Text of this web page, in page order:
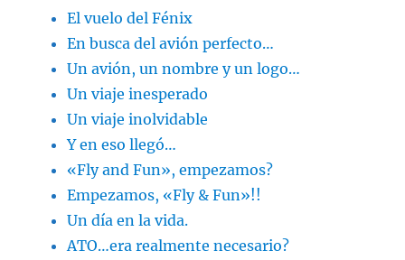
El vuelo del Fénix
En busca del avión perfecto…
Un avión, un nombre y un logo…
Un viaje inesperado
Un viaje inolvidable
Y en eso llegó…
«Fly and Fun», empezamos?
Empezamos, «Fly & Fun»!!
Un día en la vida.
ATO…era realmente necesario?